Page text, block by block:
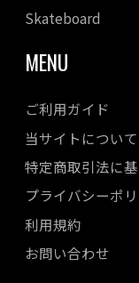
Skateboard
MENU
ご利用ガイド
当サイトについて
特定商取引法に
プライバシーポ
利用規約
お問い合わせ